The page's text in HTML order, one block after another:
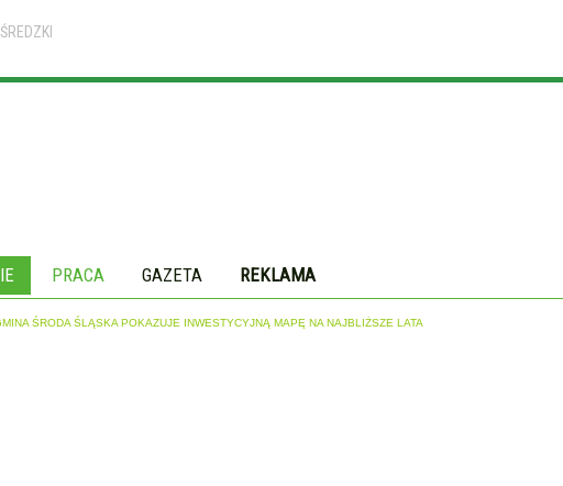
PRACA GAZETA REKLAMA
ŚRODA ŚLĄSKA POKAZUJE INWESTYCYJNĄ MAPĘ NA NAJBLIŻSZE LATA